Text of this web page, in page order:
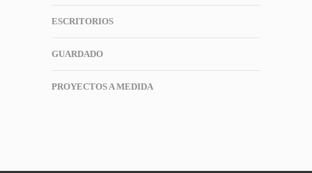
ESCRITORIOS
GUARDADO
PROYECTOS A MEDIDA